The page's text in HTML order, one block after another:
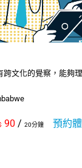
跨文化的覺察，能夠
90 /20分鐘 預約